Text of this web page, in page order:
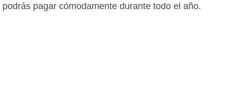
podrás pagar cómodamente durante todo el año.